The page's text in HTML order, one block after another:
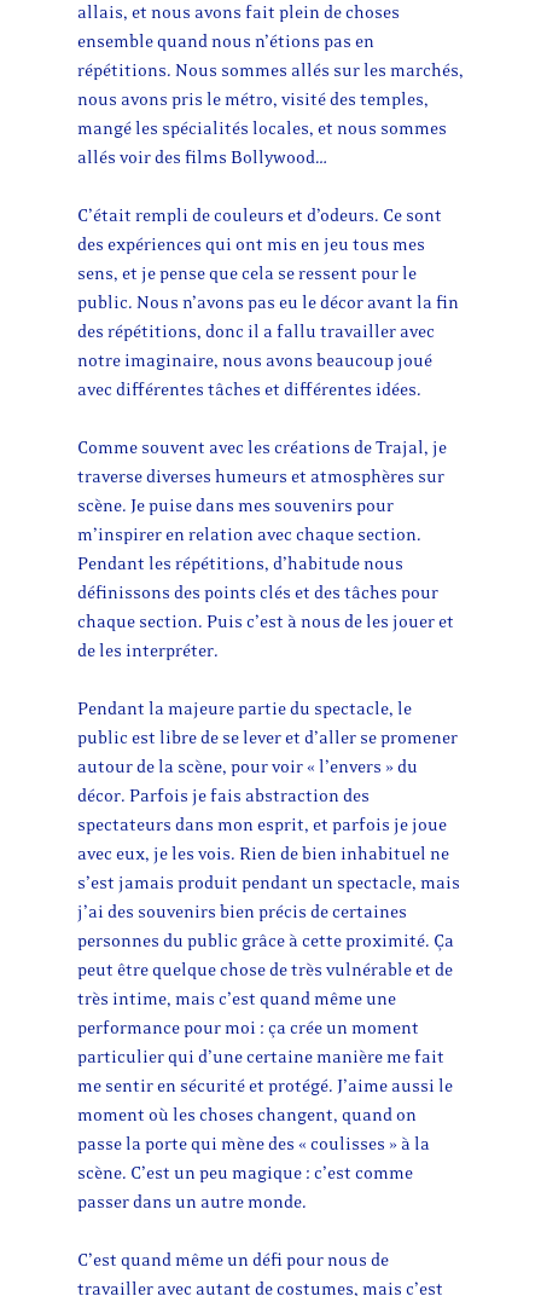
allais, et nous avons fait plein de choses
ensemble quand nous n’étions pas en
répétitions. Nous sommes allés sur les marchés,
nous avons pris le métro, visité des temples,
mangé les spécialités locales, et nous sommes
allés voir des films Bollywood…
C’était rempli de couleurs et d’odeurs. Ce sont
des expériences qui ont mis en jeu tous mes
sens, et je pense que cela se ressent pour le
public. Nous n’avons pas eu le décor avant la fin
des répétitions, donc il a fallu travailler avec
notre imaginaire, nous avons beaucoup joué
avec différentes tâches et différentes idées.
Comme souvent avec les créations de Trajal, je
traverse diverses humeurs et atmosphères sur
scène. Je puise dans mes souvenirs pour
m’inspirer en relation avec chaque section.
Pendant les répétitions, d’habitude nous
définissons des points clés et des tâches pour
chaque section. Puis c’est à nous de les jouer et
de les interpréter.
Pendant la majeure partie du spectacle, le
public est libre de se lever et d’aller se promener
autour de la scène, pour voir « l’envers » du
décor. Parfois je fais abstraction des
spectateurs dans mon esprit, et parfois je joue
avec eux, je les vois. Rien de bien inhabituel ne
s’est jamais produit pendant un spectacle, mais
j’ai des souvenirs bien précis de certaines
personnes du public grâce à cette proximité. Ça
peut être quelque chose de très vulnérable et de
très intime, mais c’est quand même une
performance pour moi : ça crée un moment
particulier qui d’une certaine manière me fait
me sentir en sécurité et protégé. J’aime aussi le
moment où les choses changent, quand on
passe la porte qui mène des « coulisses » à la
scène. C’est un peu magique : c’est comme
passer dans un autre monde.
C’est quand même un défi pour nous de
travailler avec autant de costumes, mais c’est